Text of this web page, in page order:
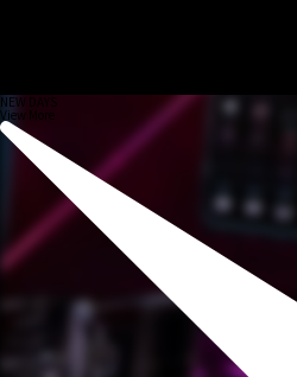
NEW DAYS
View More